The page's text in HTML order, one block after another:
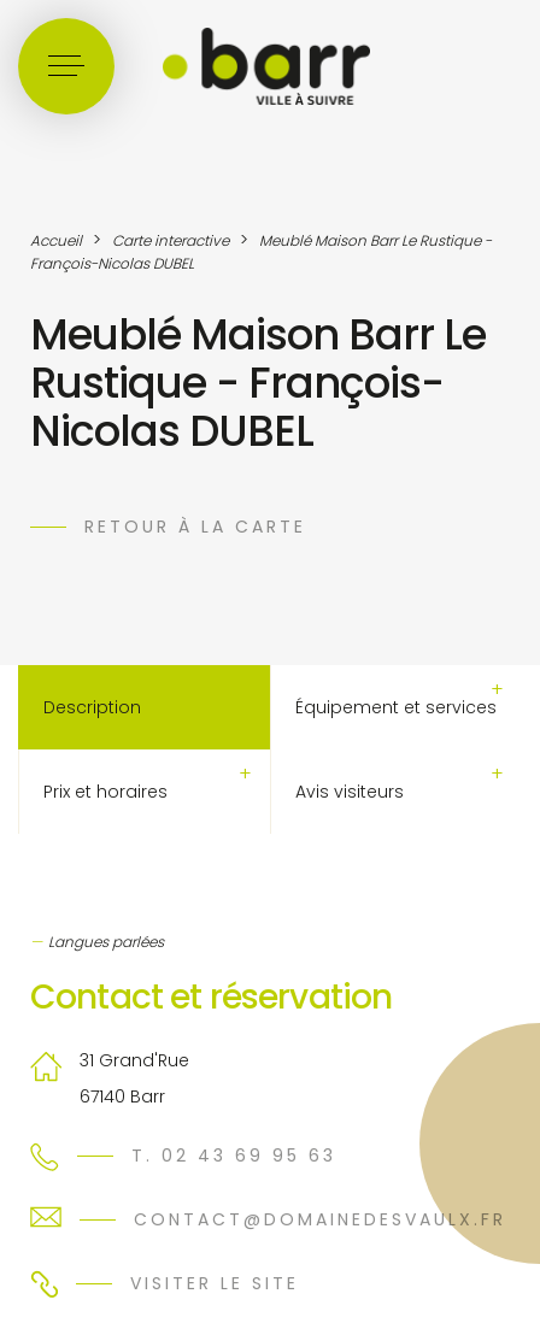
Accueil > Carte interactive >
Meublé Maison Barr Le Rustique -
François-Nicolas DUBEL
Meublé Maison Barr Le
Rustique - François-
Nicolas DUBEL
RETOUR À LA CARTE
Description Équipement et services
Prix et horaires Avis visiteurs
Langues parlées
Contact et réservation
31 Grand'Rue
67140 Barr
T. 02 43 69 95 63
CONTACT@DOMAINEDESVAULX.FR
VISITER LE SITE